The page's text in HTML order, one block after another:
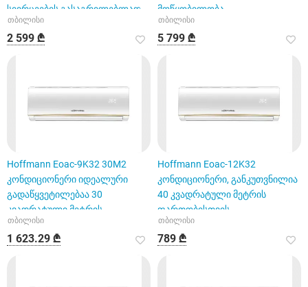
სივრცეების გასაგრილებლად
თბილისი
2 599 ₾
მოწყობილობა
თბილისი
5 799 ₾
Hoffmann Eoac-9K32 30M2
კონდიციონერი იდეალური
გადაწყვეტილებაა 30
კვადრატული მეტრის
სივრცისთვის
თბილისი
1 623.29 ₾
Hoffmann Eoac-12K32
კონდიციონერი, განკუთვნილია
40 კვადრატული მეტრის
ფართობისთვის
თბილისი
789 ₾